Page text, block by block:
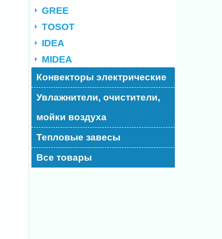
GREE
TOSOT
IDEA
MIDEA
Конвекторы электрические
Увлажнители, очистители,
мойки воздуха
Тепловые завесы
Все товары